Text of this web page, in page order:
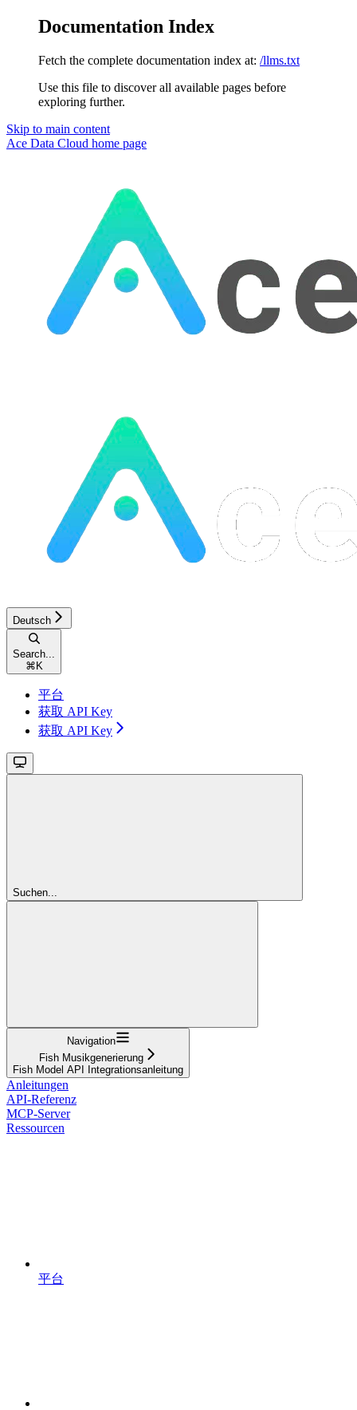
Documentation Index
Fetch the complete documentation index at: /llms.txt
Use this file to discover all available pages before
exploring further.
Skip to main content
Ace Data Cloud home page
Deutsch
Search...
⌘ K
平台
获取 API Key
获取 API Key
Suchen...
Navigation
Fish Musikgenerierung
Fish Model API Integrationsanleitung
Anleitungen
API-Referenz
MCP-Server
Ressourcen
平台